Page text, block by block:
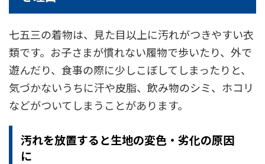
七五三の着物は、見た目以上に汚れがつきやすい衣
類です。お子さまが慣れない履物で歩いたり、外で
遊んだり、食事の際に少しこぼしてしまったりと、
気づかないうちに汗や皮脂、飲み物のシミ、ホコリ
などがついてしまうことがあります。
汚れを放置すると生地の変色・劣化の原因
に